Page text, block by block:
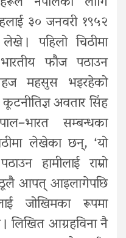
३० जनवरी १९५२
। पहिलो चिठीमा
फौज पठाउन
महसुस भइरहेको
अवतार सिंह
सम्बन्धका
लेखेका छन्, ‘यो
हामीलाई राम्रो
ठूलै आपत् आइलागेपछि
जोखिमका रूपमा
लिखित आग्रहविना नै